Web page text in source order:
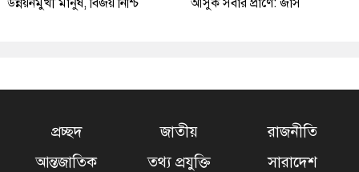
উন্নয়নমুখী মানুষ, বিজয় নিশ্চি
আসুক সবার প্রাণে: জাস
প্রচ্ছদ জাতীয়
রাজনীতি
আন্তজাতিক
তথ্য প্রযুক্তি
সারাদেশ